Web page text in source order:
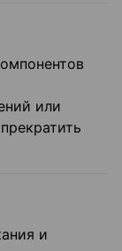
или
и